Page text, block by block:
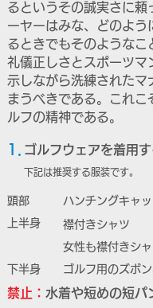
るというその誠実さに頼
ーヤーはみな、どのよう
るときでもそのようなこ
礼儀正しさとスポーツマ
示しながら洗練されたマ
まうべきである。これこ
ルフの精神である。
1. ゴルフウェアを着用す
下記は推奨する服装です。
頭部
ハンチングキャ
上半身
襟付きシャツ
女性も襟付きシャ
下半身
ゴルフ用のズボ
禁止： 水着や短めの短パ